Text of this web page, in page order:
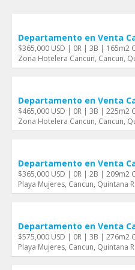
Departamento en Venta
$365,000 USD | 0R | 3B | 165m2
Zona Hotelera Cancun, Cancun,
Departamento en Venta
$465,000 USD | 0R | 3B | 225m2
Zona Hotelera Cancun, Cancun,
Departamento en Venta
$365,000 USD | 0R | 2B | 209m2
Playa Mujeres, Cancun, Quintana
Departamento en Venta
$575,000 USD | 0R | 3B | 276m2
Playa Mujeres, Cancun, Quintana